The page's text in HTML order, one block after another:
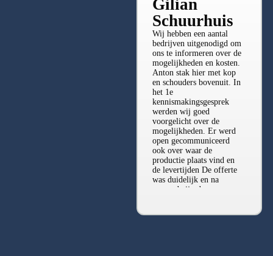
Gilian
Schuurhuis
Wij hebben een aantal
bedrijven uitgenodigd om
ons te informeren over de
mogelijkheden en kosten.
Anton stak hier met kop
en schouders bovenuit. In
het 1e
kennismakingsgesprek
werden wij goed
voorgelicht over de
mogelijkheden. Er werd
open gecommuniceerd
ook over waar de
productie plaats vind en
de levertijden De offerte
was duidelijk en na
accoord zijn de